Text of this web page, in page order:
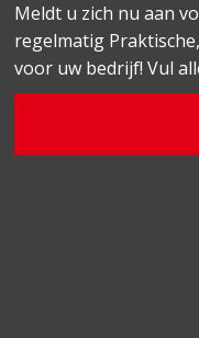
Meldt u zich nu aan
regelmatig
voor uw bedrijf! Vul